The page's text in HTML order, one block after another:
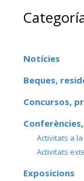
Notícies
Beques,
Concursos,
Activitats a
Activitats
Exposicions